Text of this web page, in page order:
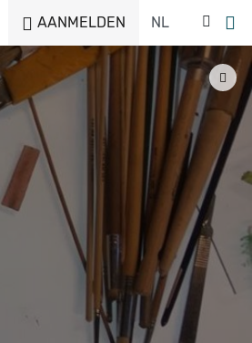
AANMELDEN